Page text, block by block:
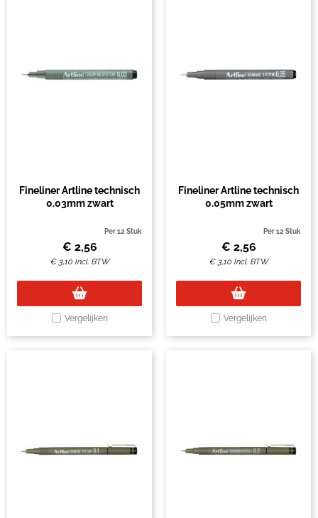
Fineliner Artline technisch
0.03mm zwart
Per 12 Stuk
€ 2,56
€ 3,10 Incl. BTW
Vergelijken
Fineliner Artline technisch
0.05mm zwart
Per 12 Stuk
€ 2,56
€ 3,10 Incl. BTW
Vergelijken